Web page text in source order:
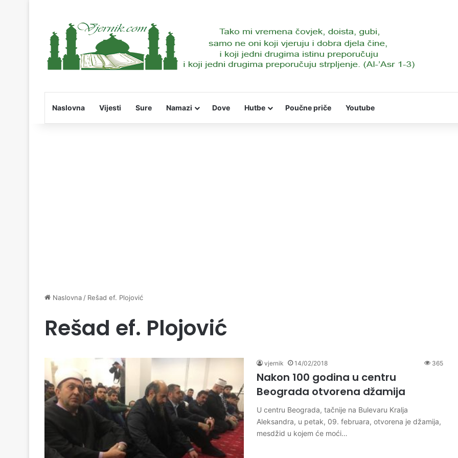
Naslovna Vijesti Sure Namazi Dove Hutbe Poučne priče Youtube
Naslovna / Rešad ef. Plojović
Rešad ef. Plojović
vjernik 14/02/2018 365
Nakon 100 godina u centru
Beograda otvorena džamija
U centru Beograda, tačnije na Bulevaru Kralja
Aleksandra, u petak, 09. februara, otvorena je džamija,
mesdžid u kojem će moći…